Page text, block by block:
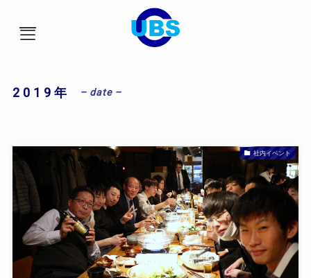
会社概要
アクセス
ブログ
社員インタビュー
2019年 – date –
社内イベント